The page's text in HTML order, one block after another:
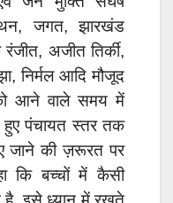
जगत, झारखंड
अजीत तिर्की,
निर्मल आदि मौजूद
आने वाले समय में
हुए पंचायत स्तर तक
जाने की ज़रूरत पर
कि बच्चों में कैसी